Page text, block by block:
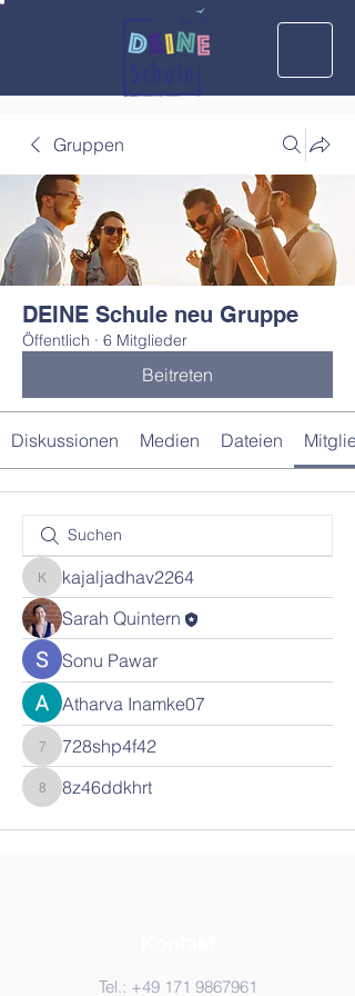
Gruppen
DEINE Schule neu Gruppe
Öffentlich · 6 Mitglieder
Beitreten
Diskussionen Medien Dateien
kajaljadhav2264
kajaljadhav2264
Sarah Quintern
Sonu Pawar
Atharva Inamke07
728shp4f42
728shp4f42
8z46ddkhrt
8z46ddkhrt
Tel.: +49 171 9867961